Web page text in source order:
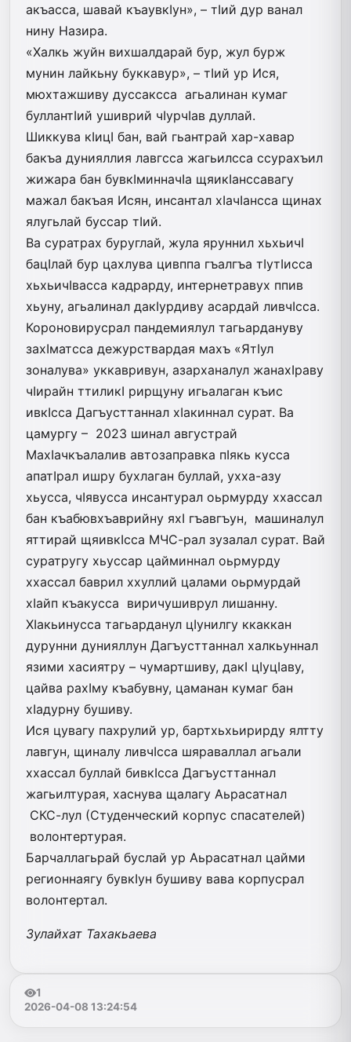
акъасса, шавай къаувкIун», – тIий дур ванал
нину Назира.
«Халкь жуйн вихшалдарай бур, жул бурж
мунин лайкьну буккавур», – тIий ур Ися,
мюхтажшиву дуссаксса агьалинан кумаг
буллантIий ушиврий чIурчIав дуллай.
Шиккува кIицI бан, вай гьантрай хар-хавар
бакъа дунияллия лавгсса жагьилсса ссурахъил
жижара бан бувкIминначIа щяикIанссавагу
мажал бакъая Исян, инсантал хIачIансса щинах
ялугьлай буссар тIий.
Ва суратрах буруглай, жула яруннил хьхьичI
бацIлай бур цахлува цивппа гъалгъа тIутIисса
хьхьичIвасса кадрарду, интернетравух ппив
хьуну, агьалинал дакIурдиву асардай ливчIсса.
Короновирусрал пандемиялул тагьардануву
захIматсса дежурствардая махъ «ЯтIул
зоналува» уккавривун, азарханалул жанахIраву
чIирайн ттиликI рирщуну игьалаган къис
ивкIсса Дагъусттаннал хIакиннал сурат. Ва
цамургу – 2023 шинал августрай
МахIачкъалалив автозаправка пIякь кусса
апатIрал ишру бухлаган буллай, ухха-азу
хьусса, чIявусса инсантурал ­оьрмурду ххассал
бан къабювхъаврийну яхI гъавгъун, машиналул
яттирай щяивкIсса МЧС-рал зузалал сурат. Вай
суратругу хьуссар цайминнал оьрмурду
ххассал баврил ххуллий цалами оьрмурдай
хIайп къакусса виричушиврул лишанну.
ХIакьинусса тагьарданул цIунилгу ккаккан
дурунни дунияллун Дагъусттаннал халкьуннал
язими хасиятру – чумартшиву, дакI цIуцIаву,
цайва рахIму къабувну, цаманан кумаг бан
хIадурну бушиву.
Ися цувагу пахрулий ур, бартхьхьирирду ялтту
лавгун, щиналу ливчIсса шяраваллал агьали
ххассал буллай бивкIсса Дагъусттаннал
жагьилтурая, хаснува щалагу Аьрасатнал
СКС-лул (Студенческий корпус спасателей)
волонтертурая.
Барчаллагьрай буслай ур ­Аьрасатнал цайми
регионнаягу бувкIун бушиву вава корпусрал
волонтертал.
Зулайхат Тахакьаева
1
2026-04-08 13:24:54